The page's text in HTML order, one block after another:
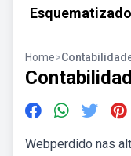
Home>
Webperdido nas